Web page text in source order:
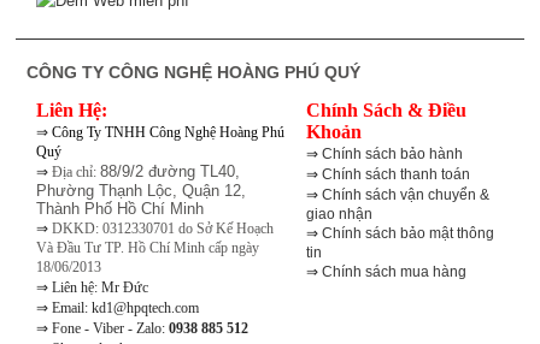
CÔNG TY CÔNG NGHỆ HOÀNG PHÚ QUÝ
Liên Hệ:
⇒ Công Ty TNHH Công Nghệ Hoàng Phú
Quý
⇒ Địa chỉ:88/9/2 đường TL40,
Phường Thạnh Lộc, Quận 12,
Thành Phố Hồ Chí Minh
⇒ DKKD: 0312330701 do Sở Kế Hoạch
Và Đầu Tư TP. Hồ Chí Minh cấp ngày
18/06/2013
⇒ Liên hệ: Mr Đức
⇒ Email: kd1@hpqtech.com
⇒ Fone - Viber - Zalo:0938 885 512
Chính Sách & Điều
Khoản
⇒ Chính sách bảo hành
⇒ Chính sách thanh toán
⇒ Chính sách vận chuyển &
giao nhận
⇒ Chính sách bảo mật thông
tin
⇒ Chính sách mua hàng